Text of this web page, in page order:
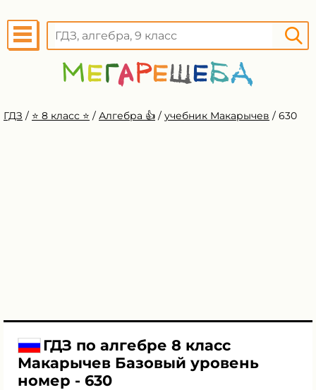
ГДЗ / ⭐️ 8 класс ⭐️ / Алгебра 👍 / учебник Макарычев / 630
ГДЗ по алгебре 8 класс
Макарычев Базовый уровень
номер - 630